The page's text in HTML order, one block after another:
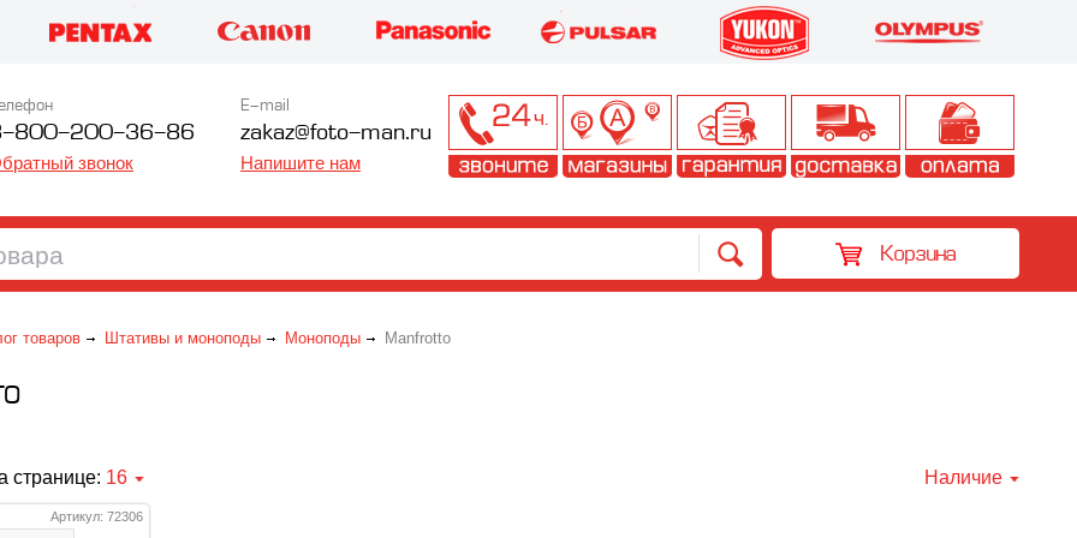
800-200-36-86
звонок
E-mail
zakaz@foto-man.ru
Напишите нам
Корзина
товаров Штативы и моноподы Моноподы Manfrotto
странице: 16 Наличие
Артикул: 72306